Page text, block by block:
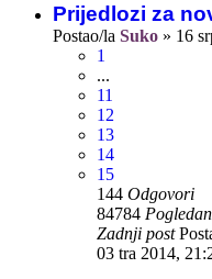
Prijedlozi za
Postao/la Suko » 16
1
...
11
12
13
14
15
144 Odgovori
84784
Zadnji post
03 tra 2014,